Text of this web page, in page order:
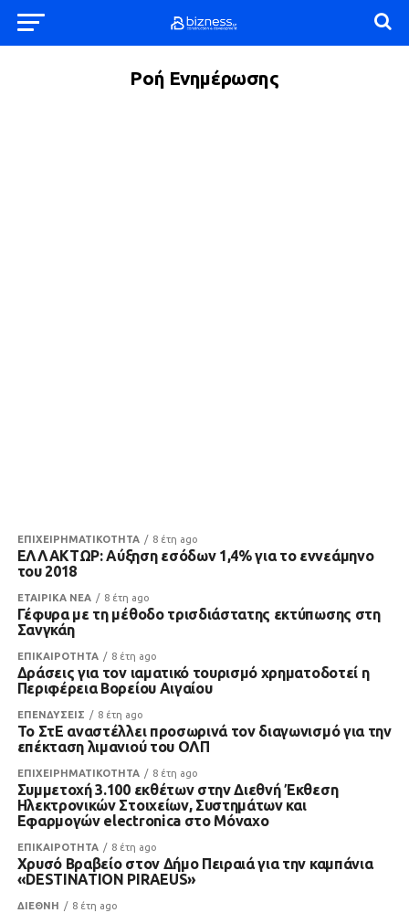
Ροή Ενημέρωσης
ΕΠΙΧΕΙΡΗΜΑΤΙΚΟΤΗΤΑ 8 έτη ago
ΕΛΛΑΚΤΩΡ: Αύξηση εσόδων 1,4% για το εννεάμηνο
του 2018
ΕΤΑΙΡΙΚΑ ΝΕΑ 8 έτη ago
Γέφυρα με τη μέθοδο τρισδιάστατης εκτύπωσης στη
Σανγκάη
ΕΠΙΚΑΙΡΟΤΗΤΑ 8 έτη ago
Δράσεις για τον ιαματικό τουρισμό χρηματοδοτεί η
Περιφέρεια Βορείου Αιγαίου
ΕΠΕΝΔΥΣΕΙΣ 8 έτη ago
Το ΣτΕ αναστέλλει προσωρινά τον διαγωνισμό για την
επέκταση λιμανιού του ΟΛΠ
ΕΠΙΧΕΙΡΗΜΑΤΙΚΟΤΗΤΑ 8 έτη ago
Συμμετοχή 3.100 εκθέτων στην Διεθνή Έκθεση
Ηλεκτρονικών Στοιχείων, Συστημάτων και
Εφαρμογών electronica στο Μόναχο
ΕΠΙΚΑΙΡΟΤΗΤΑ 8 έτη ago
Χρυσό Βραβείο στον Δήμο Πειραιά για την καμπάνια
«DESTINATION PIRAEUS»
ΔΙΕΘΝΗ 8 έτη ago